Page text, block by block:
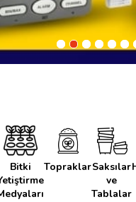
Bitki
TopraklarSaksılar
ve
Tablalar